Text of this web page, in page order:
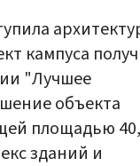
кампуса
"Лучшее
объекта
площадью
зданий и